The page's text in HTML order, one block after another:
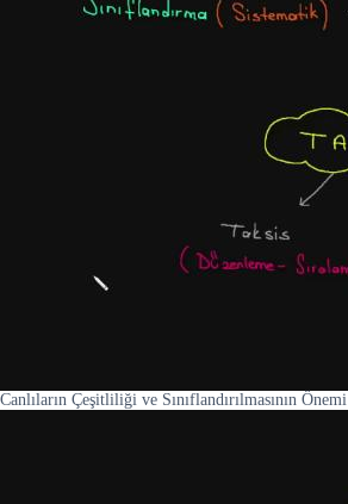
Canlıların Çeşitliliği ve Sınıflandırılmasının Önemi